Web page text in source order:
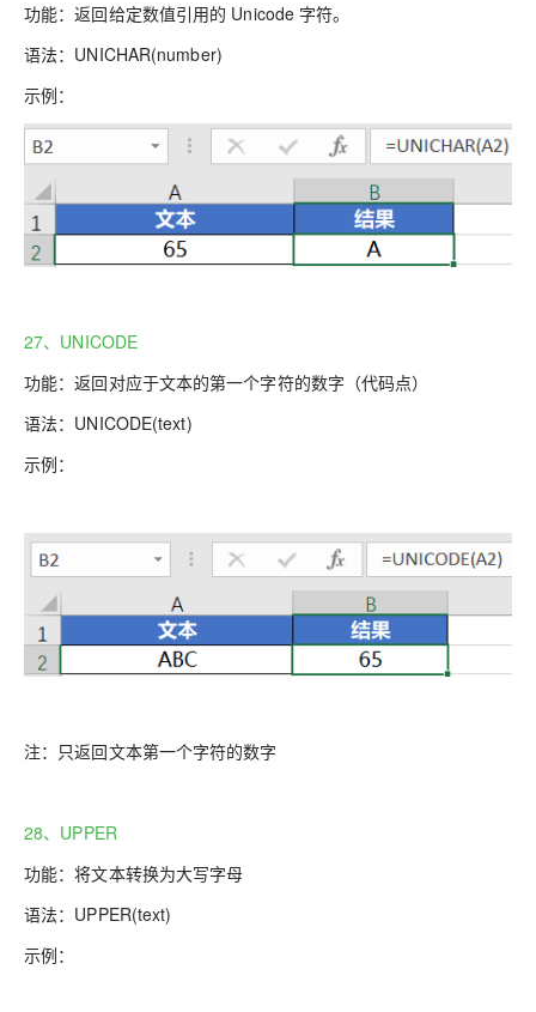
功能：返回给定数值引用的 Unicode 字符。
语法： UNICHAR(number)
示例：
27、UNICODE
功能：返回对应于文本的第一个字符的数字（代码点）
语法： UNICODE(text)
示例：
注：只返回文本第一个字符的数字
28、UPPER
功能：将文本转换为大写字母
语法： UPPER(text)
示例：